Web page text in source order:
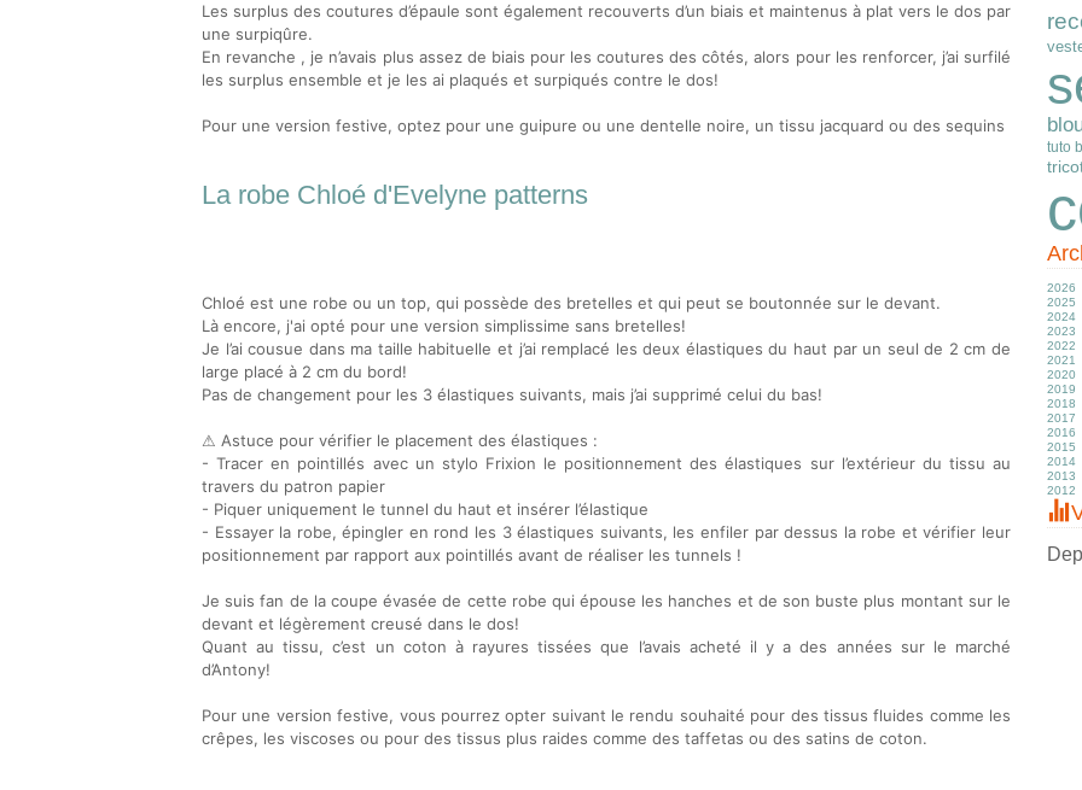
Les surplus des coutures d’épaule sont également recouverts d’un biais et maintenus à plat vers le dos par
une surpiqûre.
En revanche , je n’avais plus assez de biais pour les coutures des côtés, alors pour les renforcer, j’ai surfilé
les surplus ensemble et je les ai plaqués et surpiqués contre le dos!
Pour une version festive, optez pour une guipure ou une dentelle noire, un tissu jacquard ou des sequins
La robe Chloé d'Evelyne patterns
Chloé est une robe ou un top, qui possède des bretelles et qui peut se boutonnée sur le devant.
Là encore, j'ai opté pour une version simplissime sans bretelles!
Je l’ai cousue dans ma taille habituelle et j’ai remplacé les deux élastiques du haut par un seul de 2 cm de
large placé à 2 cm du bord!
Pas de changement pour les 3 élastiques suivants, mais j’ai supprimé celui du bas!
⚠ Astuce pour vérifier le placement des élastiques :
- Tracer en pointillés avec un stylo Frixion le positionnement des élastiques sur l’extérieur du tissu au
travers du patron papier
- Piquer uniquement le tunnel du haut et insérer l’élastique
- Essayer la robe, épingler en rond les 3 élastiques suivants, les enfiler par dessus la robe et vérifier leur
positionnement par rapport aux pointillés avant de réaliser les tunnels !
Je suis fan de la coupe évasée de cette robe qui épouse les hanches et de son buste plus montant sur le
devant et légèrement creusé dans le dos!
Quant au tissu, c’est un coton à rayures tissées que l’avais acheté il y a des années sur le marché
d’Antony!
Pour une version festive, vous pourrez opter suivant le rendu souhaité pour des tissus fluides comme les
crêpes, les viscoses ou pour des tissus plus raides comme des taffetas ou des satins de coton.
tuto
2026
2025
2024
2023
2022
2021
2020
2019
2018
2017
2016
2015
2014
2013
2012